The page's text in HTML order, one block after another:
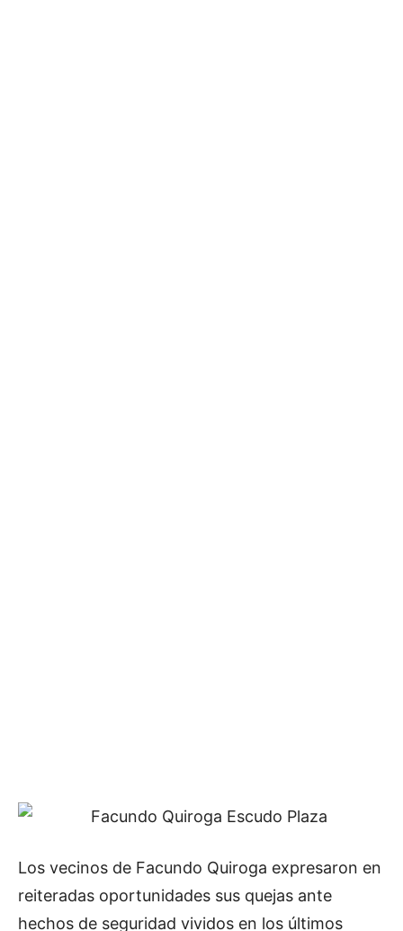
Los vecinos de Facundo Quiroga expresaron en
reiteradas oportunidades sus quejas ante
hechos de seguridad vividos en los últimos